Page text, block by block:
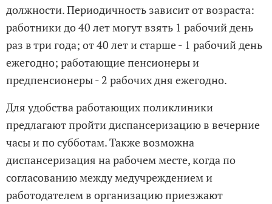
должности. Периодичность зависит от возраста:
работники до 40 лет могут взять 1 рабочий день
раз в три года; от 40 лет и старше - 1 рабочий день
ежегодно; работающие пенсионеры и
предпенсионеры - 2 рабочих дня ежегодно.
Для удобства работающих поликлиники
предлагают пройти диспансеризацию в вечерние
часы и по субботам. Также возможна
диспансеризация на рабочем месте, когда по
согласованию между медучреждением и
работодателем в организацию приезжают